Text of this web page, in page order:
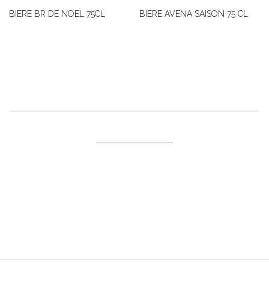
BIERE BR DE NOEL 75CL BIERE AVENA SAISON 75 CL